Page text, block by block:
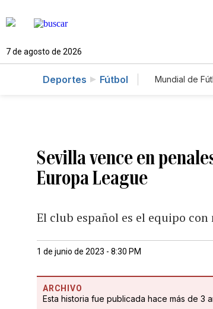
7 de agosto de 2026
Deportes Fútbol Mundial de
Sevilla vence en
Europa League
El club español es el equipo
1 de junio de 2023 - 8:30 PM
ARCHIVO
Esta historia fue publicada hace más de 3